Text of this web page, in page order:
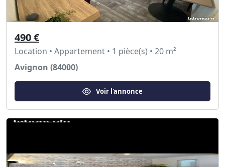
490 €
Location • Appartement • 1 pièce(s) • 20 m²
Avignon (84000)
Voir l'annonce